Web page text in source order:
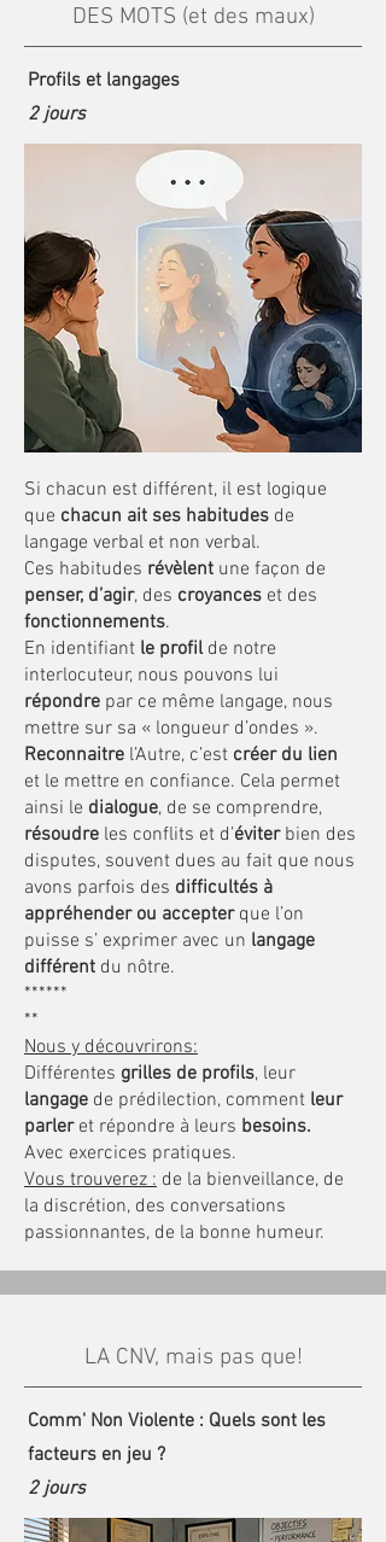
DES MOTS (et des maux)
Profils et langages
2 jours
Si chacun est différent, il est logique
que chacun ait ses habitudes de
langage verbal et non verbal.
Ces habitudes révèlent une façon de
penser, d’agir, des croyances et des
fonctionnements.
En identifiant le profilde notre
interlocuteur, nous pouvons lui
répondre par ce même langage, nous
mettre sur sa « longueur d’ondes ».
Reconnaitre l’Autre, c’est créer du lien
et le mettre en confiance. Cela permet
ainsi le dialogue, de se comprendre,
résoudre les conflits et d’éviterbien des
disputes, souvent dues au fait que nous
avons parfois des difficultés à
appréhender ou accepterque l’on
puisse s’ exprimer avec un langage
différent du nôtre.
******
**
Nous y découvrirons:
Différentes grilles de profils, leur
langage de prédilection, comment leur
parleret répondre à leurs besoins.
Avec exercices pratiques.
Vous trouverez : de la bienveillance, de
la discrétion, des conversations
passionnantes, de la bonne humeur.
LA CNV, mais pas que!
Comm' Non Violente : Quels sont les
facteurs en jeu ?
2 jours